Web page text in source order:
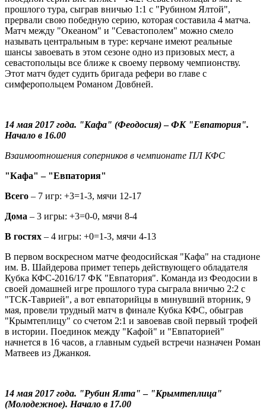
прошлого тура, сыграв вничью 1:1 с "Рубином Ялтой",
прервали свою победную серию, которая составила 4 матча.
Матч между "Океаном" и "Севастополем" можно смело
называть центральным в туре: керчане имеют реальные
шансы завоевать в этом сезоне одно из призовых мест, а
севастопольцы все ближе к своему первому чемпионству.
Этот матч будет судить бригада рефери во главе с
симферопольцем Романом Довбней.
14 мая 2017 года. "Кафа" (Феодосия)–ФК "Евпатория".
Начало в 16.00
Взаимоотношения соперников в чемпионате ПЛ КФС
"Кафа" – "Евпатория"
Всего – 7 игр: +3=1-3, мячи 12-17
Дома – 3 игры: +3=0-0, мячи 8-4
В гостях – 4 игры: +0=1-3, мячи 4-13
В первом воскресном матче феодосийская "Кафа" на стадионе
им. В. Шайдерова примет теперь действующего обладателя
Кубка КФС-2016/17 ФК "Евпатория". Команда из Феодосии в
своей домашней игре прошлого тура сыграла вничью 2:2 с
"ТСК-Таврией", а вот евпаторийцы в минувший вторник, 9
мая, провели трудный матч в финале Кубка КФС, обыграв
"Крымтеплицу" со счетом 2:1 и завоевав свой первый трофей
в истории. Поединок между "Кафой" и "Евпаторией"
начнется в 16 часов, а главным судьей встречи назначен Роман
Матвеев из Джанкоя.
14 мая 2017 года. "Рубин Ялта"–"Крымтеплица"
(Молодежное). Начало в 17.00